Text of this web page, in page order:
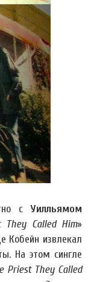
сУилльямом
They Called Him»
Кобейн извлекал
На этом сингле
Priest They Called